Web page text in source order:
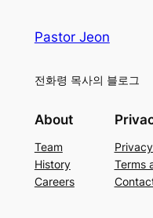
Pastor Jeon
전화령 목사의 블로그
About
Team
History
Careers
Terms